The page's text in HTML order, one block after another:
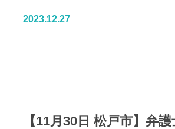
2023.12.27
【11月30日 松戸市】弁